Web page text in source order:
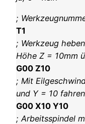
;
T1
; Werkzeug
Höhe Z = 10mm
G00 Z10
; Mit
und Y = 10 fahren
G00 X10 Y10
; Arbeitsspindel